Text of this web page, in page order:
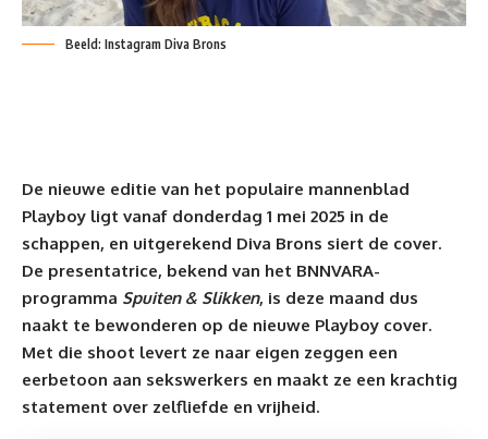
Beeld: Instagram Diva Brons
De nieuwe editie van het populaire mannenblad
Playboy ligt vanaf donderdag 1 mei 2025 in de
schappen, en uitgerekend Diva Brons siert de cover.
De presentatrice, bekend van het BNNVARA-
programma Spuiten & Slikken, is deze maand dus
naakt te bewonderen op de nieuwe Playboy cover.
Met die shoot levert ze naar eigen zeggen een
eerbetoon aan sekswerkers en maakt ze een krachtig
statement over zelfliefde en vrijheid.